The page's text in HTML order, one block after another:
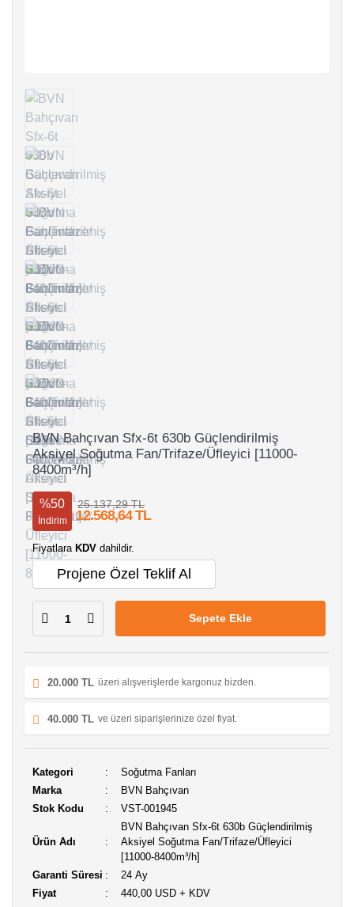
BVN Bahçıvan Sfx-6t 630b Güçlendirilmiş
Aksiyel Soğutma Fan/Trifaze/Üfleyici [11000-
8400m³/h]
%50
İndirim
25.137,29 TL
12.568,64 TL
Fiyatlara KDV dahildir.
Projene Özel Teklif Al
Sepete Ekle
20.000 TL üzeri alışverişlerde kargonuz bizden.
40.000 TL ve üzeri siparişlerinize özel fiyat.
Kategori
Soğutma Fanları
Marka
BVN Bahçıvan
Stok Kodu
VST-001945
Ürün Adı
BVN Bahçıvan Sfx-6t 630b Güçlendirilmiş
Aksiyel Soğutma Fan/Trifaze/Üfleyici
[11000-8400m³/h]
Garanti Süresi
24 Ay
Fiyat
440,00 USD + KDV